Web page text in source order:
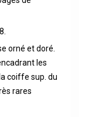
orné et doré.
les
coiffe sup. du
rares